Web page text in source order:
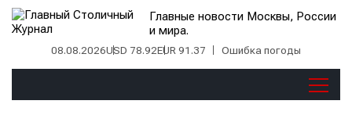
Главные новости Москвы, России
и мира.
08.08.2026USD 78.92EUR 91.37 Ошибка погоды